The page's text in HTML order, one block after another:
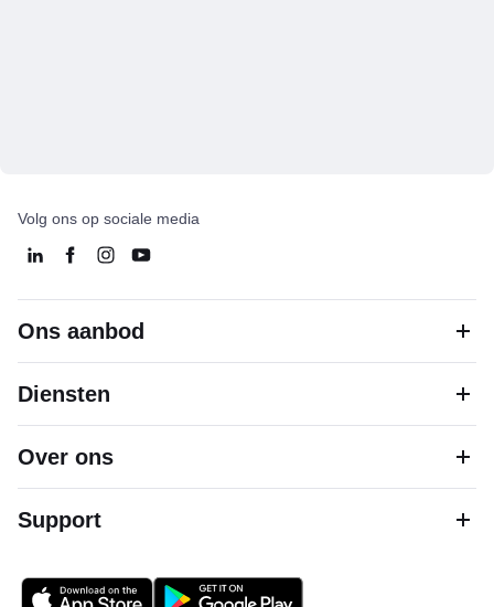
Volg ons op sociale media
Ons aanbod
Diensten
Over ons
Support